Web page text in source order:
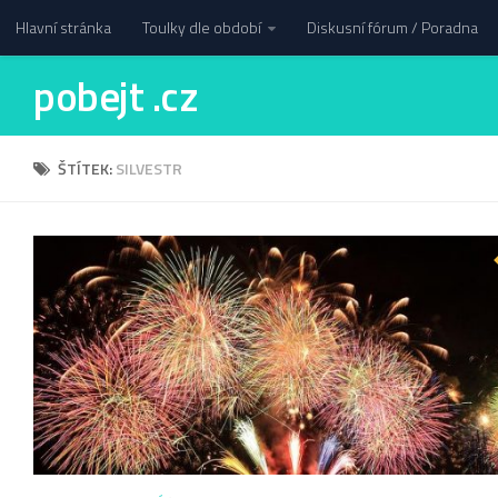
Hlavní stránka Toulky dle období Diskusní fórum / Poradna
pobejt .cz
ŠTÍTEK:SILVESTR